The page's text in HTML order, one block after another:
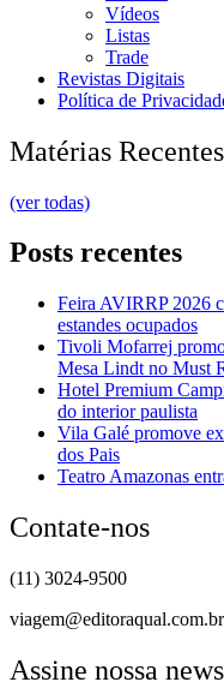
Vídeos
Listas
Trade
Revistas Digitais
Política de
Matérias Recentes
(ver todas)
Posts recentes
Feira AVIRRP 2026
estandes ocupados
Tivoli Mofarrej
Mesa Lindt no Must
Hotel Premium
do interior paulista
Vila Galé promove
dos Pais
Teatro Amazonas
Contate-nos
(11) 3024-9500
viagem@editoraqual.com.br
Assine nossa